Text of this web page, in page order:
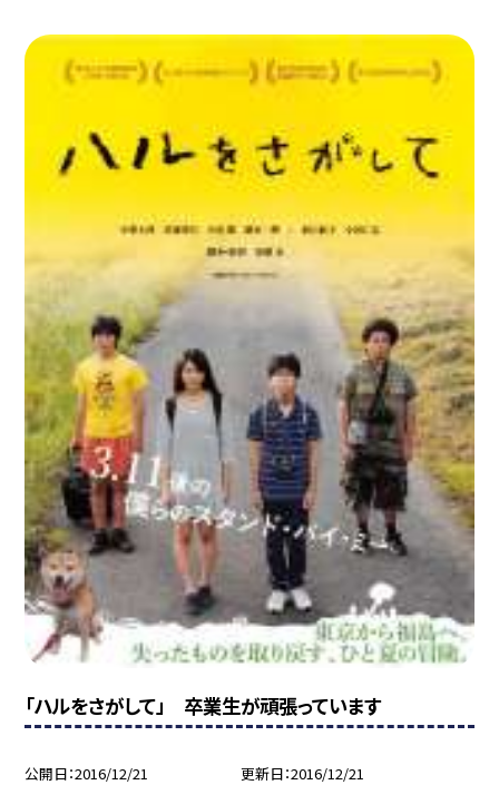
「ハルをさがして」 卒業生が頑張っています
公開日 2016/12/21 更新日 2016/12/21